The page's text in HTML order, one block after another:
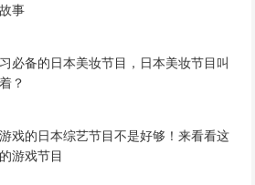
事
必备的日本美妆节目，日本美妆节目叫
？
戏的日本综艺节目不是好够！来看看这
游戏节目